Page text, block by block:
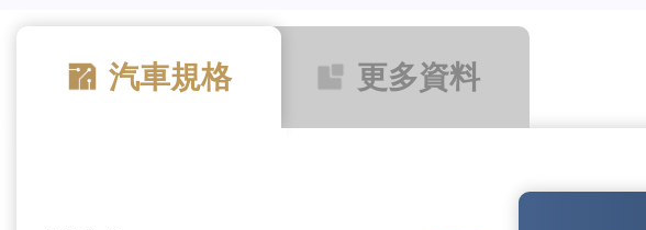
汽車規格 更多資料